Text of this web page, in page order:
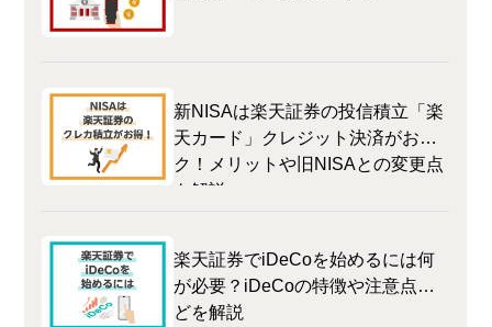
新NISAは楽天証券の投信積立「楽
天カード」クレジット決済がおト
ク！メリットや旧NISAとの変更点
も解説
楽天証券でiDeCoを始めるには何
が必要？iDeCoの特徴や注意点な
どを解説